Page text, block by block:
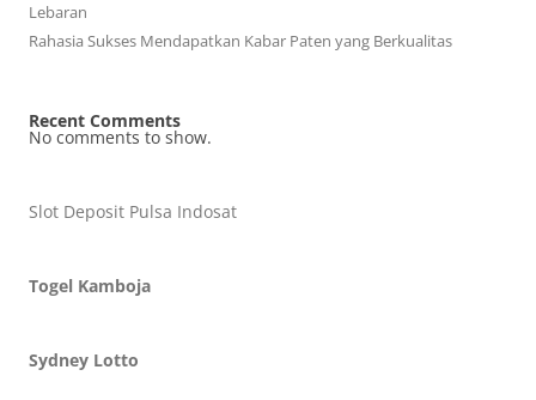
Lebaran
Rahasia Sukses Mendapatkan Kabar Paten yang Berkualitas
Recent Comments
No comments to show.
Slot Deposit Pulsa Indosat
Togel Kamboja
Sydney Lotto